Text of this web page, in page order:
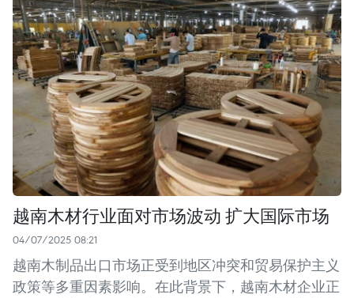
越南木材行业面对市场波动 扩大国际市场
04/07/2025 08:21
越南木制品出口市场正受到地区冲突和贸易保护主义
政策等多重因素影响。在此背景下，越南木材企业正